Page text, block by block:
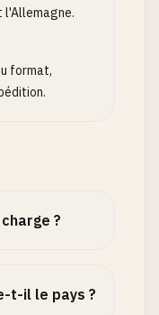
format,
?
t-il le pays ?